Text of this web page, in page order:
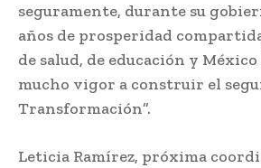
seguramente, durante su
años de prosperidad
de salud, de educación y
mucho vigor a construir el
Transformación”.
Leticia Ramírez, próxima